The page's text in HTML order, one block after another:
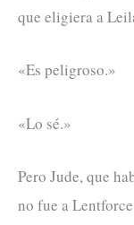
que eligiera a
«Es peligroso.»
«Lo sé.»
Pero Jude, que
no fue a